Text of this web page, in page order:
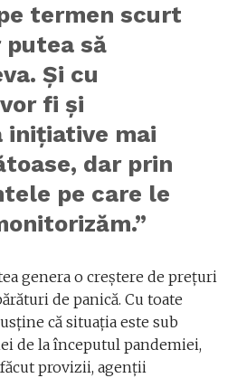
termen scurt
putea să
Şi cu
fi şi
iniţiative mai
dar prin
pe care le
genera o creștere de prețuri
de panică. Cu toate
că situația este sub
de la începutul pandemiei,
provizii, agenții